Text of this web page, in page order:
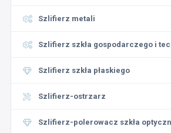
Szlifierz metali
Szlifierz szkła gospodarczego i
Szlifierz szkła płaskiego
Szlifierz-ostrzarz
Szlifierz-polerowacz szkła